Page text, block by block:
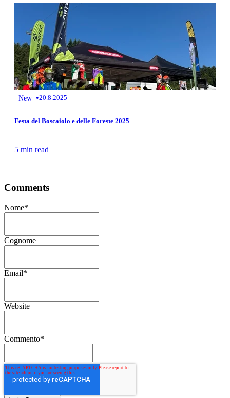
New •20.8.2025
Festa del Boscaiolo e delle Foreste 2025
5 min read
Comments
Nome*
Cognome
Email*
Website
Commento*